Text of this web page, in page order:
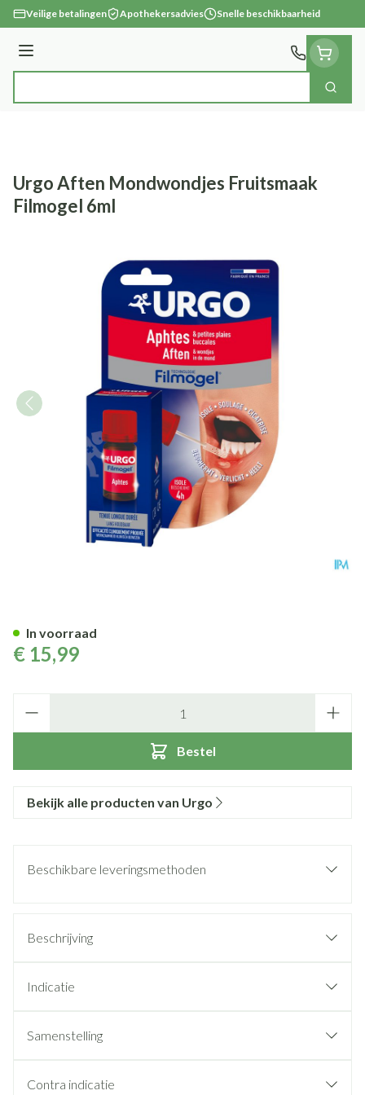
Ga naar de inhoud
Veilige betalingen Apothekersadvies Snelle beschikbaarheid
Menu
Zoek
Urgo Aften Mondwondjes Fruitsmaak
Filmogel 6ml
€ 15,99
Bestel
In voorraad
Bekijk alle producten van Urgo
Beschikbare leveringsmethoden
Beschrijving
Indicatie
Samenstelling
Contra indicatie